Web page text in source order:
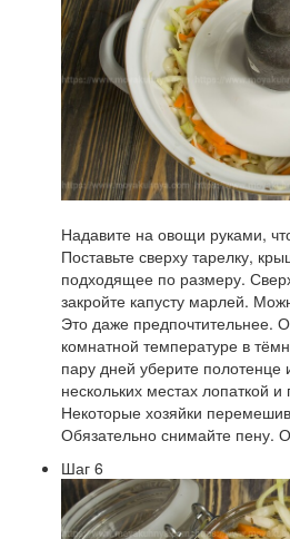
Надавите на овощи руками,
Поставьте сверху тарелку,
подходящее по размеру.
закройте капусту марлей.
Это даже предпочтительнее.
комнатной температуре в
пару дней уберите полотенце
нескольких местах лопаткой и
Некоторые хозяйки
Обязательно снимайте пену.
Шаг 6